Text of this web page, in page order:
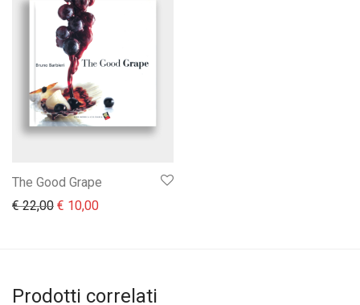
The Good Grape
€22,00 Il prezzo originale era: € 22,00.
€ 10,00Il prezzo attuale è: € 10,00.
Prodotti correlati